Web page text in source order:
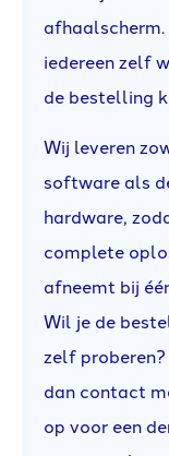
afhaalscherm.
iedereen zelf
de bestelling
Wij leveren
software als
hardware,
complete
afneemt bij
Wil je de
zelf proberen?
dan contact
op voor een